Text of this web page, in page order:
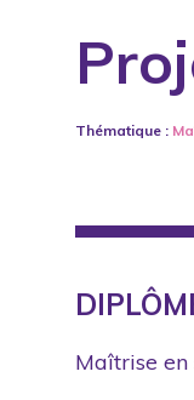
Thématique :
Maîtrise